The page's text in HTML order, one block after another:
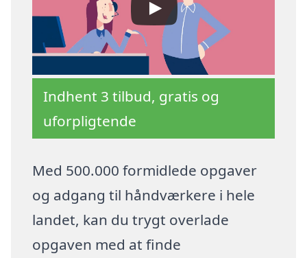
Indhent 3 tilbud, gratis og
uforpligtende
Med 500.000 formidlede opgaver
og adgang til håndværkere i hele
landet, kan du trygt overlade
opgaven med at finde